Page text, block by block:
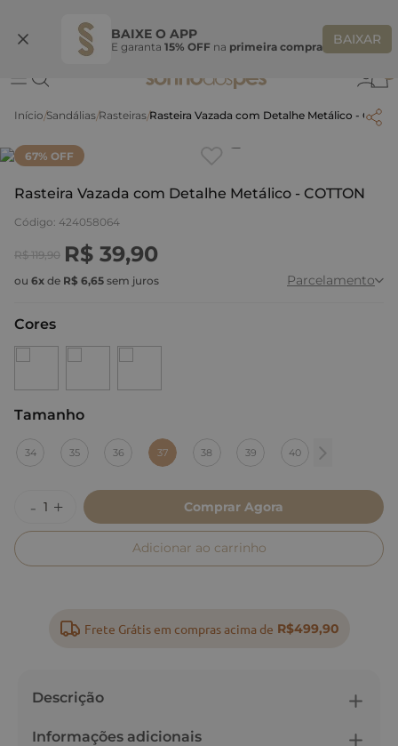
BAIXE O APP
E garanta 15% OFF na primeira compra BAIXAR
Ganhe 10% OFF na coleção utilizando o código do seu vendedor*
Sandálias Rasteiras Rasteira Vazada com Detalhe Metálico -
67% OFF
Rasteira Vazada com Detalhe Metálico - COTTON
Código: 424058064
R$ 119,90 R$ 39,90
ou 6x de R$ 6,65 sem juros Parcelamento
Cores
Tamanho
37
34 35 36 37 38 39 40
Comprar Agora
Adicionar ao carrinho
Frete Grátis em compras acima de R$499,90
Descrição
Informações adicionais